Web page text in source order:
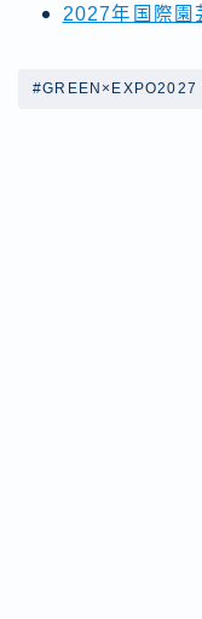
2027年国際園
#GREEN×EXPO2027